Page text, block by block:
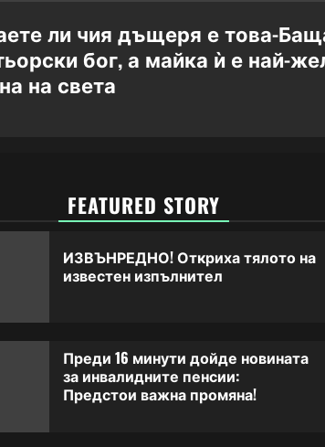
ли чия дъщеря е това-
бог, а майка ѝ е най-
на света
FEATURED STORY
ИЗВЪНРЕДНО! Откриха тялото на
известен изпълнител
Преди 16 минути дойде новината
за инвалидните пенсии:
Предстои важна промяна!